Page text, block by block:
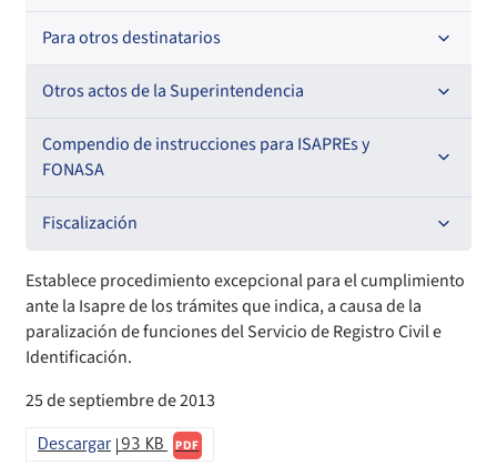
Oficios Circulares
Resoluciones
Oficios Circulares
Circulares
Circulares internas
Resoluciones
Para otros destinatarios
Circulares
Otros actos de la Superintendencia
Antecedentes preparatorios de normas que afecten a
EMT Ley N° 20.416
Comisión Evaluadora de Licitaciones Públicas
Convenios de colaboración
Declaración de patrimonio e intereses de autoridades
Estructura Orgánica
Compendio de instrucciones para ISAPREs y
FONASA
Compendio Beneficios
Compendio de Archivos Maestros
Compendio Información
Compendio Procedimientos
Fiscalización
Informes de fiscalización
Sanciones aplicadas
Sanciones Agentes de Ventas
Establece procedimiento excepcional para el cumplimiento
ante la Isapre de los trámites que indica, a causa de la
paralización de funciones del Servicio de Registro Civil e
Identificación.
25 de septiembre de 2013
Descargar 93 KB PDF